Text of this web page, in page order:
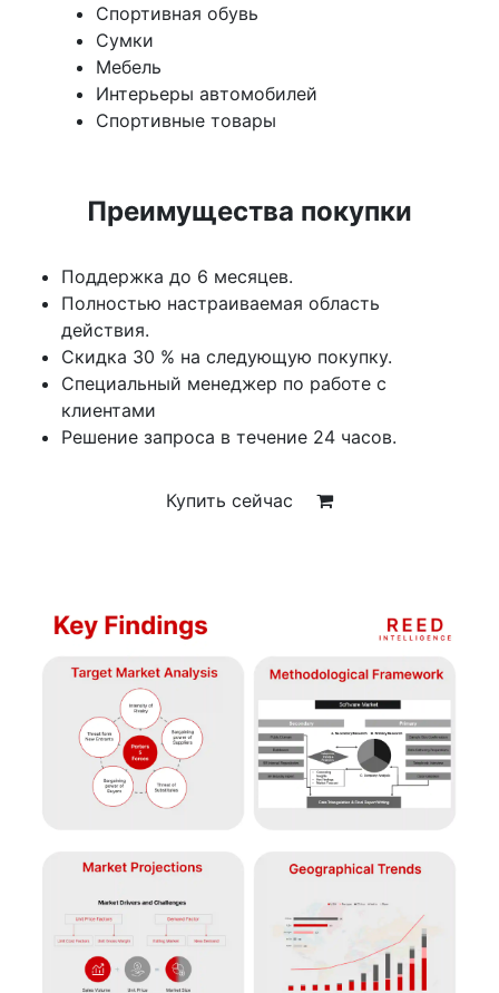
Спортивная обувь
Сумки
Мебель
Интерьеры автомобилей
Спортивные товары
Преимущества покупки
Поддержка до 6 месяцев.
Полностью настраиваемая область
действия.
Скидка 30 % на следующую покупку.
Специальный менеджер по работе с
клиентами
Решение запроса в течение 24 часов.
Купить сейчас